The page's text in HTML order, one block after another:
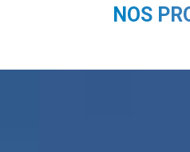
NOS